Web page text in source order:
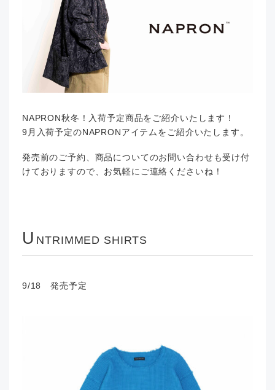
NAPRON秋冬！入荷予定商品をご紹介いたします！
9月入荷予定のNAPRONアイテムをご紹介いたします。
発売前のご予約、商品についてのお問い合わせも受け付
けておりますので、お気軽にご連絡くださいね！
U NTRIMMED SHIRTS
9/18 発売予定